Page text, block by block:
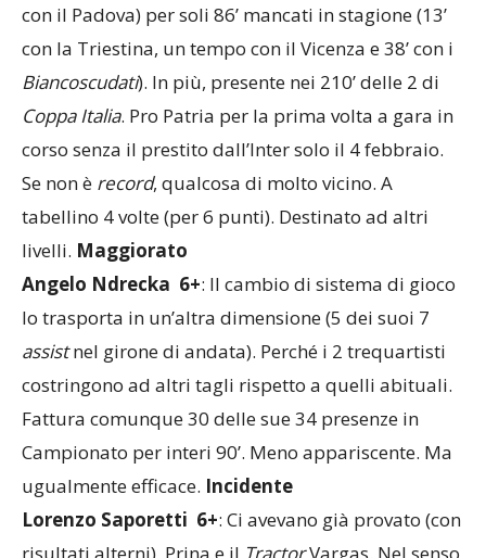
con la Triestina, un tempo con il Vicenza e 38’ con i
Biancoscudati
corso senza il prestito dall’Inter solo il 4 febbraio.
tabellino 4 volte (per 6 punti). Destinato ad altri
livelli. Maggiorato
lo trasporta in un’altra dimensione (5 dei suoi 7
Campionato per interi 90’. Meno appariscente. Ma
ugualmente efficace.Incidente
: Ci avevano già provato (con